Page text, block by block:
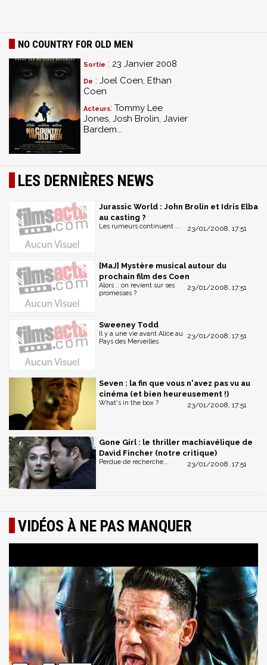
NO COUNTRY FOR OLD MEN
Sortie : 23 Janvier 2008
De : Joel Coen, Ethan
Coen
Acteurs: Tommy Lee
Jones, Josh Brolin, Javier
Bardem...
LES DERNIÈRES NEWS
Jurassic World : John Brolin et Idris Elba
au casting ?
23/01/2008, 17:51
Les rumeurs continuent ...
[MaJ] Mystère musical autour du
prochain film des Coen
23/01/2008, 17:51
Alors .. on revient sur ses
promesses ?
Sweeney Todd
23/01/2008, 17:51
Il y a une vie avant Alice au
Pays des Merveilles
Seven : la fin que vous n'avez pas vu au
cinéma (et bien heureusement !)
23/01/2008, 17:51
What's in the box ?
Gone Girl : le thriller machiavélique de
David Fincher (notre critique)
23/01/2008, 17:51
Perdue de recherche...
VIDÉOS À NE PAS MANQUER